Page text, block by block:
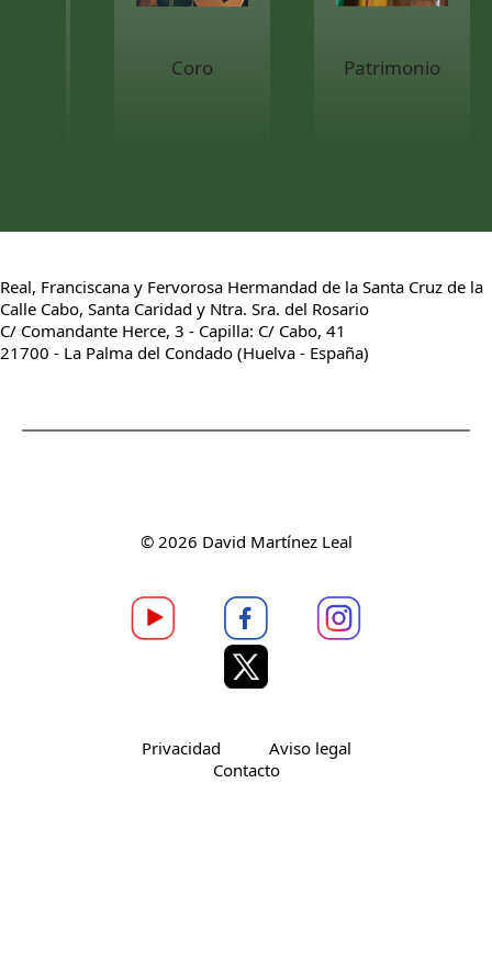
Coro Patrimonio
Real, Franciscana y Fervorosa Hermandad de la Santa Cruz de la
Calle Cabo, Santa Caridad y Ntra. Sra. del Rosario
C/ Comandante Herce, 3 - Capilla: C/ Cabo, 41
21700 - La Palma del Condado (Huelva - España)
© 2026 David Martínez Leal
Privacidad
Aviso legal
Contacto